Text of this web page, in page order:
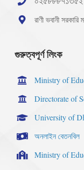
রাণী ভবানী
গুরুত্বপূর্ণ লিংক
Ministry of
Directorate of
University of
অনলাইন বেতনবিল
Ministry of